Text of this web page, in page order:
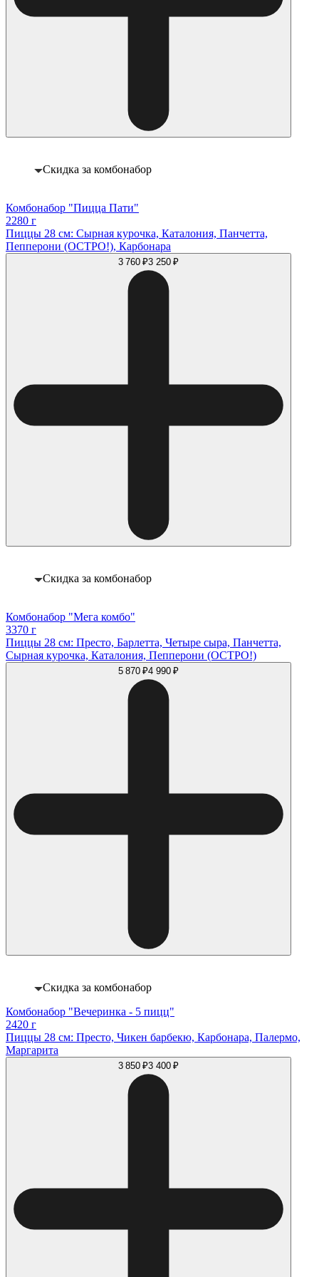
Скидка за комбонабор
Комбонабор "Пицца Пати"
2280 г
Пиццы 28 см: Сырная курочка, Каталония, Панчетта,
Пепперони (ОСТРО!), Карбонара
3 760 ₽3 250 ₽
Скидка за комбонабор
Комбонабор "Мега комбо"
3370 г
Пиццы 28 см: Престо, Барлетта, Четыре сыра, Панчетта,
Сырная курочка, Каталония, Пепперони (ОСТРО!)
5 870 ₽4 990 ₽
Скидка за комбонабор
Комбонабор "Вечеринка - 5 пицц"
2420 г
Пиццы 28 см: Престо, Чикен барбекю, Карбонара, Палермо,
Маргарита
3 850 ₽3 400 ₽